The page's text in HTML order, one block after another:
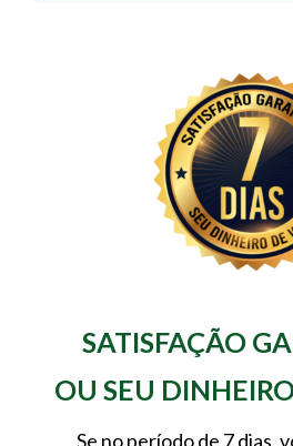
SATISFAÇÃO
OU SEU
Se no período de 7 dias,